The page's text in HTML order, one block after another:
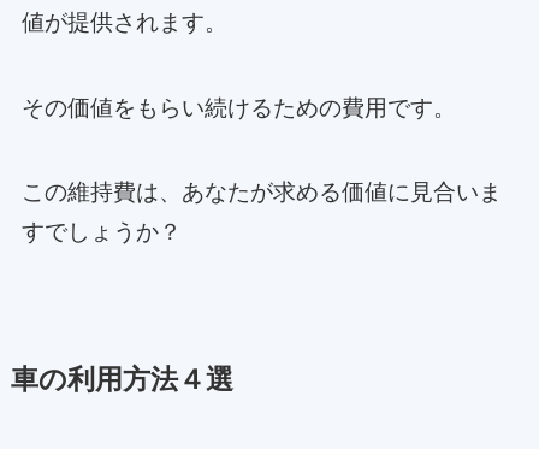
値が提供されます。
その価値をもらい続けるための費用です。
この維持費は、あなたが求める価値に見合いま
すでしょうか？
車の利用方法４選